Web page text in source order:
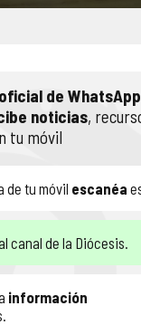
de WhatsApp
noticias,
tu móvil
de tu móvil escanéa
canal de la Diócesis.
información